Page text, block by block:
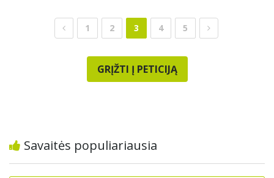
1 2 3 4 5
GRĮŽTI Į PETICIJĄ
Savaitės populiariausia